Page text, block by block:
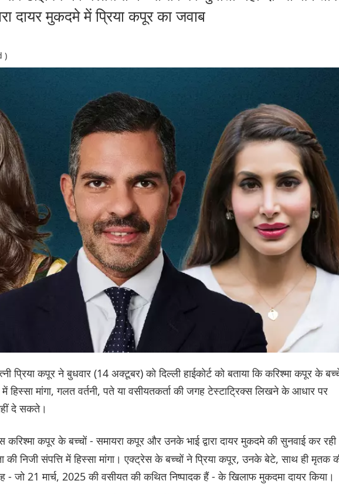
दायर मुकदमे में प्रिया कपूर का जवाब
)
प्रिया कपूर ने बुधवार (14 अक्टूबर) को दिल्ली हाईकोर्ट को बताया कि करिश्मा कपूर के
में हिस्सा मांगा, गलत वर्तनी, पते या वसीयतकर्ता की जगह टेस्टाट्रिक्स लिखने के आधार पर
दे सकते।
करिश्मा कपूर के बच्चों - समायरा कपूर और उनके भाई द्वारा दायर मुकदमे की सुनवाई कर रही
की निजी संपत्ति में हिस्सा मांगा। एक्ट्रेस के बच्चों ने प्रिया कपूर, उनके बेटे, साथ ही मृतक
- जो 21 मार्च, 2025 की वसीयत की कथित निष्पादक हैं - के खिलाफ मुकदमा दायर किया।